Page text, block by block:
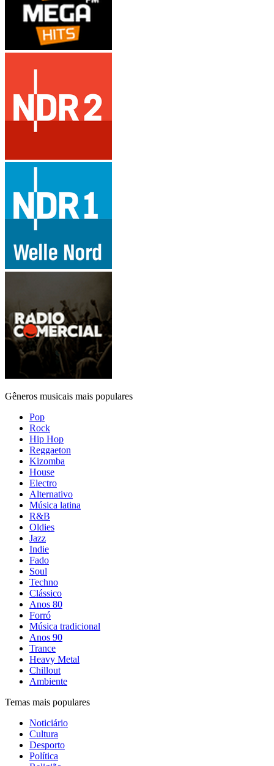
Gêneros musicais mais populares
Pop
Rock
Hip Hop
Reggaeton
Kizomba
House
Electro
Alternativo
Música latina
R&B
Oldies
Jazz
Indie
Fado
Soul
Techno
Clássico
Anos 80
Forró
Música tradicional
Anos 90
Trance
Heavy Metal
Chillout
Ambiente
Temas mais populares
Noticiário
Cultura
Desporto
Política